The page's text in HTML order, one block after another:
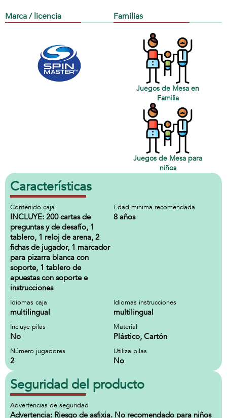
Marca / licencia Familias
Juegos de Mesa en
Familia
Juegos de Mesa para
niños
Características
Contenido caja
INCLUYE: 200 cartas de
preguntas y de desafío, 1
tablero, 1 reloj de arena, 2
fichas de jugador, 1 marcador
para pizarra blanca con
soporte, 1 tablero de
apuestas con soporte e
instrucciones
Edad minima recomendada
8 años
Idiomas caja
multilingual
Idiomas instrucciones
multilingual
Incluye pilas
No
Material
Plástico, Cartón
Número jugadores
2
Utiliza pilas
No
Seguridad del producto
Advertencias de seguridad
Advertencia: Riesgo de asfixia. No recomendado para niños